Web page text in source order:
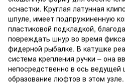
оснастки. Круглая латунная
шпуле, имеет подпружиненную
пластиковой подкладкой,
повреждать шнур во время
фидерной рыбалке. В катушке
система крепления ручки – она
непосредственно в ось ведущей
образование люфтов в этом узле.